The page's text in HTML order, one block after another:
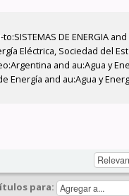
DE ENERGIA
Eléctrica, Sociedad del
and au:Agua y
and au:Agua y
para: